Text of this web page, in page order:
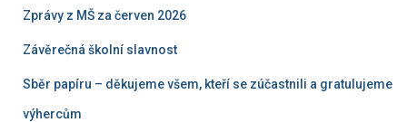
Zprávy z MŠ za červen 2026
Závěrečná školní slavnost
Sběr papíru – děkujeme všem, kteří se zúčastnili a gratulujeme
výhercům